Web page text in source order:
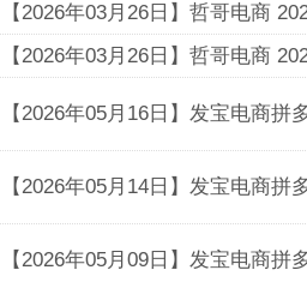
【2026年03月26日】哲哥电商
【2026年03月26日】哲哥电商
【2026年05月16日】发宝电商
【2026年05月14日】发宝电商
【2026年05月09日】发宝电商